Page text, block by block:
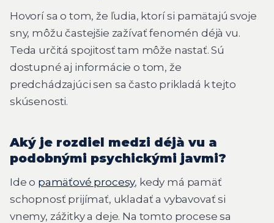
Hovorí sa o tom, že ľudia, ktorí si pamätajú svoje
sny, môžu častejšie zažívať fenomén déjà vu.
Teda určitá spojitosť tam môže nastať. Sú
dostupné aj informácie o tom, že
predchádzajúci sen sa často prikladá k tejto
skúsenosti.
Aký je rozdiel medzi déjà vu a
podobnými psychickými javmi?
Ide o pamäťové procesy, kedy má pamäť
schopnosť prijímať, ukladať a vybavovať si
vnemy, zážitky a deje. Na tomto procese sa